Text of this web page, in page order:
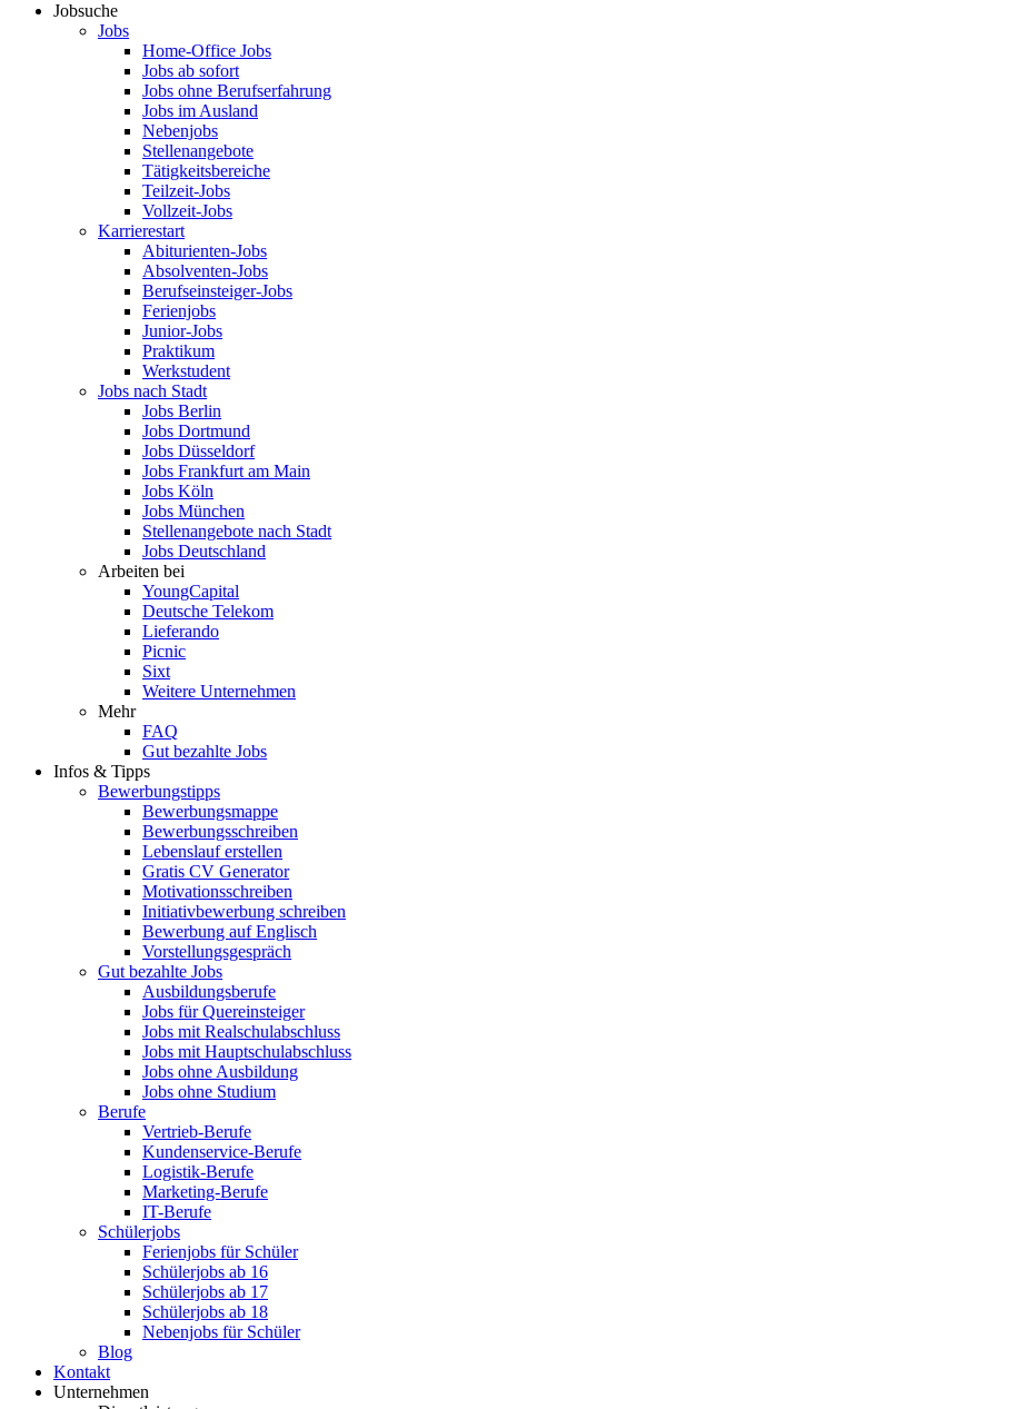
Jobsuche
Jobs
Home-Office Jobs
Jobs ab sofort
Jobs ohne Berufserfahrung
Jobs im Ausland
Nebenjobs
Stellenangebote
Tätigkeitsbereiche
Teilzeit-Jobs
Vollzeit-Jobs
Karrierestart
Abiturienten-Jobs
Absolventen-Jobs
Berufseinsteiger-Jobs
Ferienjobs
Junior-Jobs
Praktikum
Werkstudent
Jobs nach Stadt
Jobs Berlin
Jobs Dortmund
Jobs Düsseldorf
Jobs Frankfurt am Main
Jobs Köln
Jobs München
Stellenangebote nach Stadt
Jobs Deutschland
Arbeiten bei
YoungCapital
Deutsche Telekom
Lieferando
Picnic
Sixt
Weitere Unternehmen
Mehr
FAQ
Gut bezahlte Jobs
Infos & Tipps
Bewerbungstipps
Bewerbungsmappe
Bewerbungsschreiben
Lebenslauf erstellen
Gratis CV Generator
Motivationsschreiben
Initiativbewerbung schreiben
Bewerbung auf Englisch
Vorstellungsgespräch
Gut bezahlte Jobs
Ausbildungsberufe
Jobs für Quereinsteiger
Jobs mit Realschulabschluss
Jobs mit Hauptschulabschluss
Jobs ohne Ausbildung
Jobs ohne Studium
Berufe
Vertrieb-Berufe
Kundenservice-Berufe
Logistik-Berufe
Marketing-Berufe
IT-Berufe
Schülerjobs
Ferienjobs für Schüler
Schülerjobs ab 16
Schülerjobs ab 17
Schülerjobs ab 18
Nebenjobs für Schüler
Blog
Kontakt
Unternehmen